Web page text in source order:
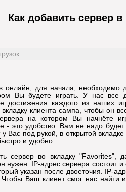
Внизу в клиенте выберите
В верхнем меню нажмите
Подтвердите добавление, нажав
Шаг 3 Добавьте
Как добавить сервер в
онлайн, для начала, необходимо
Вы будете играть. У нас все
каждого из наших
клиента сампа, чтобы он
на котором Вы начнёте
это удобство. Вам не надо
Вас под рукой, в открытой
и удобно.
сервер во вкладку "Favorites",
нужен. IP-адрес сервера состоит
указан после двоеточия. IP-
Чтобы Ваш клиент смог нас найти